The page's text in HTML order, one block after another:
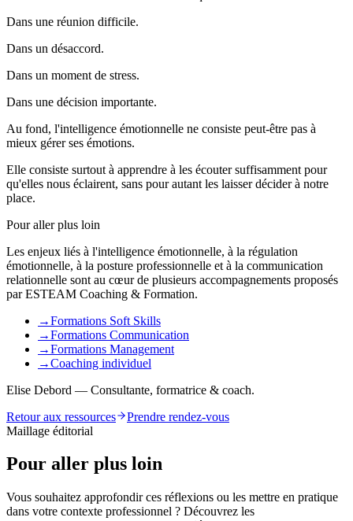
Dans une réunion difficile.
Dans un désaccord.
Dans un moment de stress.
Dans une décision importante.
Au fond, l'intelligence émotionnelle ne consiste peut-être pas à
mieux gérer ses émotions.
Elle consiste surtout à apprendre à les écouter suffisamment pour
qu'elles nous éclairent, sans pour autant les laisser décider à notre
place.
Pour aller plus loin
Les enjeux liés à l'intelligence émotionnelle, à la régulation
émotionnelle, à la posture professionnelle et à la communication
relationnelle sont au cœur de plusieurs accompagnements proposés
par ESTEAM Coaching & Formation.
→Formations Soft Skills
→Formations Communication
→Formations Management
→Coaching individuel
Elise Debord — Consultante, formatrice & coach.
Retour aux ressources
Prendre rendez-vous
Maillage éditorial
Pour aller plus loin
Vous souhaitez approfondir ces réflexions ou les mettre en pratique
dans votre contexte professionnel ? Découvrez les